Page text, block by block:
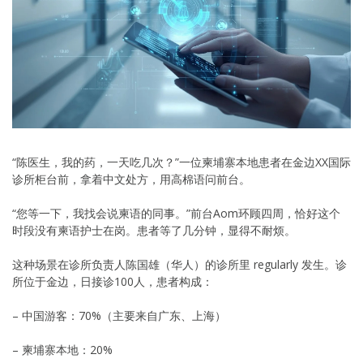
“陈医生，我的药，一天吃几次？”一位柬埔寨本地患者在金边XX国际
诊所柜台前，拿着中文处方，用高棉语问前台。
“您等一下，我找会说柬语的同事。”前台Aom环顾四周，恰好这个
时段没有柬语护士在岗。患者等了几分钟，显得不耐烦。
这种场景在诊所负责人陈国雄（华人）的诊所里 regularly 发生。诊
所位于金边，日接诊100人，患者构成：
– 中国游客：70%（主要来自广东、上海）
– 柬埔寨本地：20%